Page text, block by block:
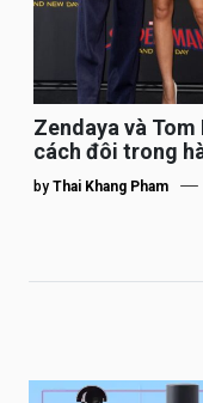
Zendaya và
cách đôi trong
by Thai Khang Pham